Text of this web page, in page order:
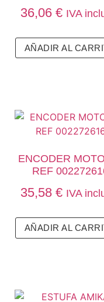
36,06€ IVA
AÑADIR AL
ENCODER
REF
35,58€ IVA
AÑADIR AL